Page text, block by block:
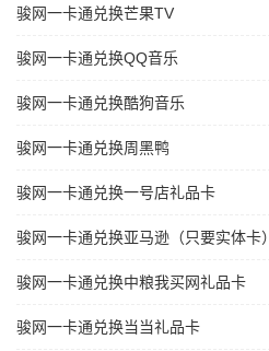
骏网一卡通兑换芒果TV
骏网一卡通兑换QQ音乐
骏网一卡通兑换酷狗音乐
骏网一卡通兑换周黑鸭
骏网一卡通兑换一号店礼品卡
骏网一卡通兑换亚马逊（只要实体卡）
骏网一卡通兑换中粮我买网礼品卡
骏网一卡通兑换当当礼品卡